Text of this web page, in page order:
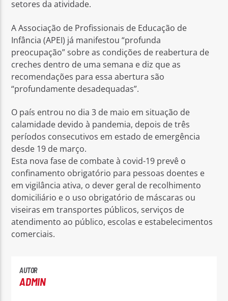
setores da atividade.
A Associação de Profissionais de Educação de
Infância (APEI) já manifestou “profunda
preocupação” sobre as condições de reabertura de
creches dentro de uma semana e diz que as
recomendações para essa abertura são
“profundamente desadequadas”.
O país entrou no dia 3 de maio em situação de
calamidade devido à pandemia, depois de três
períodos consecutivos em estado de emergência
desde 19 de março.
Esta nova fase de combate à covid-19 prevê o
confinamento obrigatório para pessoas doentes e
em vigilância ativa, o dever geral de recolhimento
domiciliário e o uso obrigatório de máscaras ou
viseiras em transportes públicos, serviços de
atendimento ao público, escolas e estabelecimentos
comerciais.
AUTOR
ADMIN